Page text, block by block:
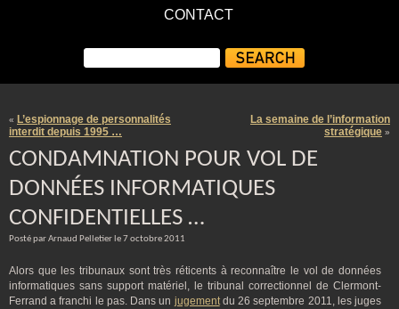
CONTACT
« L’espionnage de personnalités
interdit depuis 1995 …
La semaine de l’information
stratégique »
CONDAMNATION POUR VOL DE
DONNÉES INFORMATIQUES
CONFIDENTIELLES …
Posté par Arnaud Pelletier le 7 octobre 2011
Alors que les tribunaux sont très réticents à reconnaître le vol de données
informatiques sans support matériel, le tribunal correctionnel de Clermont-
Ferrand a franchi le pas. Dans un jugementdu 26 septembre 2011, les juges